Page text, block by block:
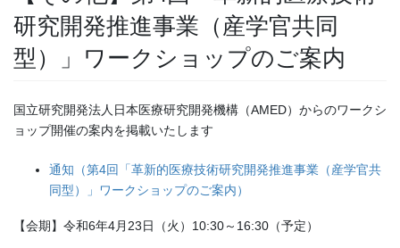
研究開発推進事業（産学官共同
型）」ワークショップのご案内
国立研究開発法人日本医療研究開発機構（AMED）からのワークシ
ョップ開催の案内を掲載いたします
通知（第4回「革新的医療技術研究開発推進事業（産学官共
同型）」ワークショップのご案内）
【会期】令和6年4月23日（火）10:30～16:30（予定）